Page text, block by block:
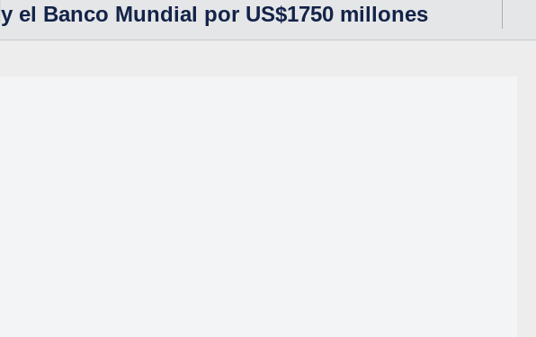
y el Banco Mundial por US$1750 millones